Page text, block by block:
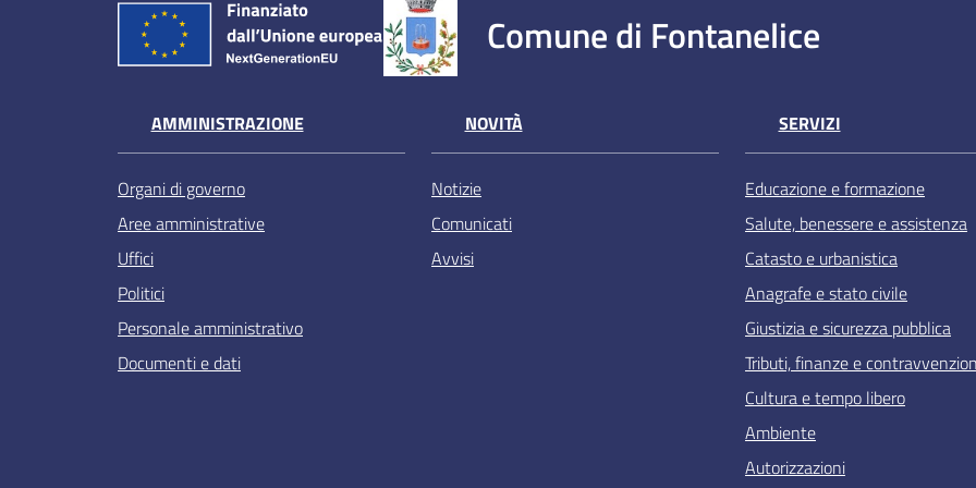
Comune di Fontanelice
AMMINISTRAZIONE
Organi di governo
Aree amministrative
Uffici
Politici
Personale amministrativo
Documenti e dati
NOVITÀ
Notizie
Comunicati
Avvisi
SERVIZI
Educazione e formazione
Salute, benessere e assistenza
Catasto e urbanistica
Anagrafe e stato civile
Giustizia e sicurezza pubblica
Tributi, finanze e
Cultura e tempo libero
Ambiente
Autorizzazioni